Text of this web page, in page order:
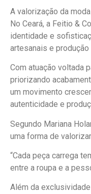
A valorização da
No Ceará, a Feitio &
identidade e
artesanais e
Com atuação voltada
priorizando
um movimento
autenticidade e
Segundo Mariana
uma forma de
“Cada peça carrega
entre a roupa e a
Além da